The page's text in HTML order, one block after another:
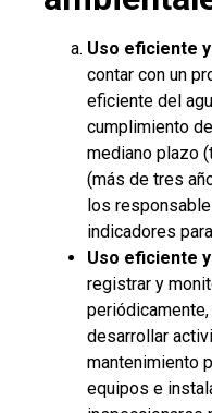
Uso eficiente
contar con un
eficiente del
cumplimiento
mediano plazo
(más de tres
los
indicadores
Uso eficiente
registrar y
desarrollar
mantenimiento
equipos e